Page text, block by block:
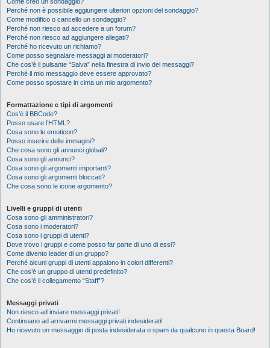
Perché non è possibile aggiungere ulteriori opzioni del sondaggio?
Come modifico o cancello un sondaggio?
Perché non riesco ad accedere a un forum?
Perché non riesco ad aggiungere allegati?
Perché ho ricevuto un richiamo?
Come posso segnalare messaggi ai moderatori?
Che cos’è il pulsante “Salva” nella finestra di invio dei messaggi?
Perché il mio messaggio deve essere approvato?
Come posso spostare in cima un mio argomento?
Formattazione e tipi di argomenti
Cos’è il BBCode?
Posso usare l’HTML?
Cosa sono le emoticon?
Posso inserire delle immagini?
Che cosa sono gli annunci globali?
Cosa sono gli annunci?
Cosa sono gli argomenti importanti?
Cosa sono gli argomenti bloccati?
Che cosa sono le icone argomento?
Livelli e gruppi di utenti
Cosa sono gli amministratori?
Cosa sono i moderatori?
Cosa sono i gruppi di utenti?
Dove trovo i gruppi e come posso far parte di uno di essi?
Come divento leader di un gruppo?
Perché alcuni gruppi di utenti appaiono in colori differenti?
Che cos’è un gruppo di utenti predefinito?
Che cos’è il collegamento “Staff”?
Messaggi privati
Non riesco ad inviare messaggi privati!
Continuano ad arrivarmi messaggi privati indesiderati!
Ho ricevuto un messaggio di posta indesiderata o spam da qualcuno in questa Board!